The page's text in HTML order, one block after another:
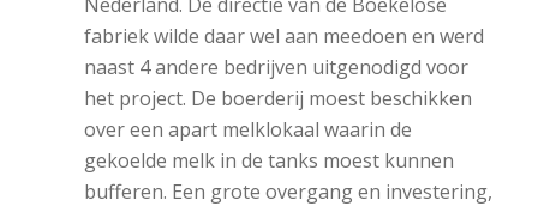
fabriek wilde daar wel aan meedoen en werd
naast 4 andere bedrijven uitgenodigd voor
het project. De boerderij moest beschikken
over een apart melklokaal waarin de
gekoelde melk in de tanks moest kunnen
bufferen. Een grote overgang en investering,